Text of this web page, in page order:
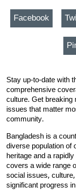
Facebook
Stay up-to-date with
comprehensive
culture. Get
issues that matter
community.
Bangladesh is a
diverse population of
heritage and a
covers a wide range
social issues,
significant progress